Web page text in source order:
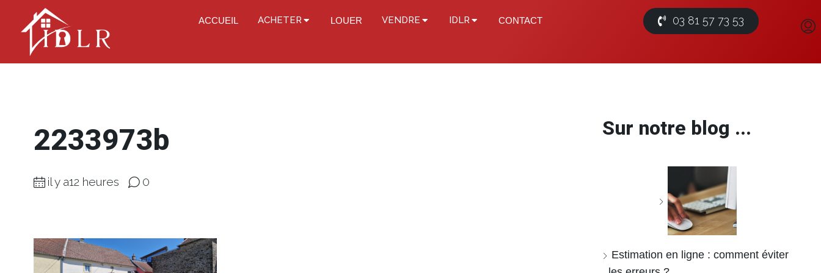
ACCUEIL ACHETER LOUER VENDRE IDLR CONTACT 03 81 57 73 53
2233973b
il y a12 heures 0
Sur notre blog ...
Estimation en ligne : comment éviter